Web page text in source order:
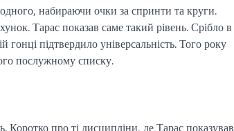
набираючи очки за спринти та круги.
Тарас показав саме такий рівень. Срібло в
гонці підтвердило універсальність. Того року
послужному списку.
Коротко про ті дисципліни, де Тарас показував